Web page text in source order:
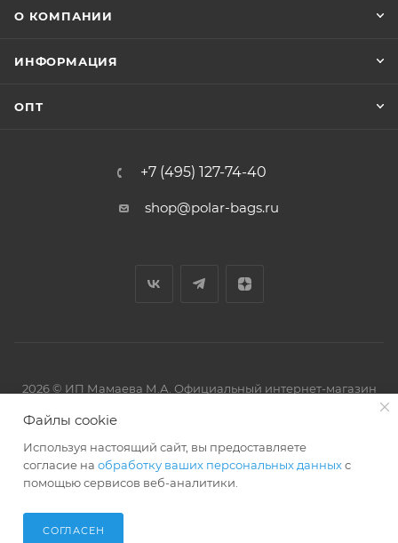
О КОМПАНИИ
ИНФОРМАЦИЯ
ОПТ
+7 (495) 127-74-40
shop@polar-bags.ru
2026 © ИП Мамаева М.А. Официальный интернет-магазин
Файлы cookie
Используя настоящий сайт, вы предоставляете
согласие на обработку ваших персональных данныхс
помощью сервисов веб-аналитики.
СОГЛАСЕН